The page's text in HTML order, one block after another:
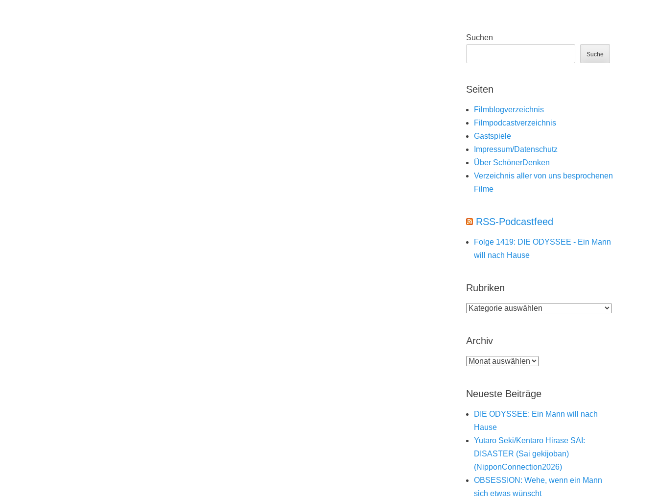
Suchen
Suche
Seiten
Filmblogverzeichnis
Filmpodcastverzeichnis
Gastspiele
Impressum/Datenschutz
Über SchönerDenken
Verzeichnis aller von uns besprochenen
Filme
RSS-Podcastfeed
Folge 1419: DIE ODYSSEE - Ein Mann
will nach Hause
Rubriken
Rubriken
Archiv
Archiv
Neueste Beiträge
DIE ODYSSEE: Ein Mann will nach
Hause
Yutaro Seki/Kentaro Hirase SAI:
DISASTER (Sai gekijoban)
(NipponConnection2026)
OBSESSION: Wehe, wenn ein Mann
sich etwas wünscht